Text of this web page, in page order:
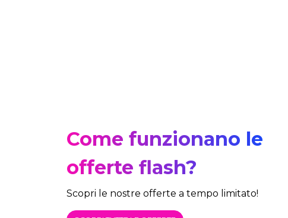
Come funzionano le
offerte flash?
Scopri le nostre offerte a tempo limitato!